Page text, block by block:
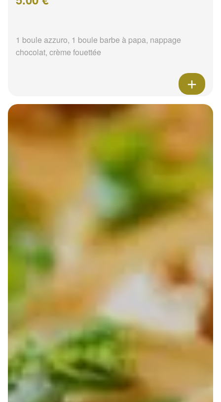
1 boule azzuro, 1 boule barbe à papa, nappage
chocolat, crème fouettée